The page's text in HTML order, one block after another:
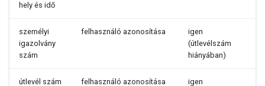
hely és idő
személyi
igazolvány
szám
felhasználó azonosítása
igen
(útlevélszám
hiányában)
útlevél szám felhasználó azonosítása
igen